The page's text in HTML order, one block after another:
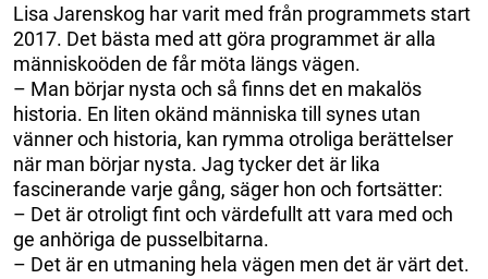
Lisa Jarenskog har varit med från programmets start
2017. Det bästa med att göra programmet är alla
människoöden de får möta längs vägen.
– Man börjar nysta och så finns det en makalös
historia. En liten okänd människa till synes utan
vänner och historia, kan rymma otroliga berättelser
när man börjar nysta. Jag tycker det är lika
fascinerande varje gång, säger hon och fortsätter:
– Det är otroligt fint och värdefullt att vara med och
ge anhöriga de pusselbitarna.
– Det är en utmaning hela vägen men det är värt det.